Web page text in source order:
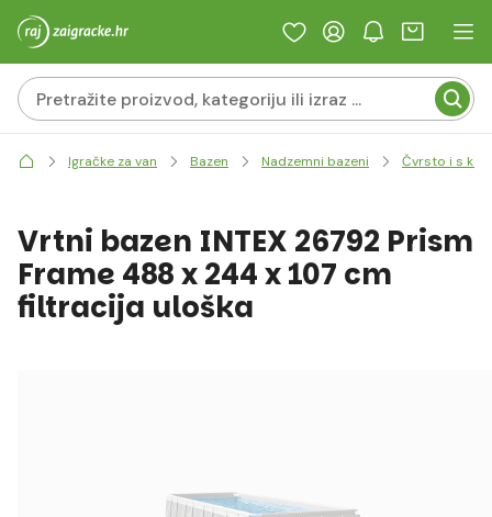
Igračke za van Bazen Nadzemni bazeni Čvrsto i s
Vrtni bazen INTEX 26792 Prism
Frame 488 x 244 x 107 cm
filtracija uloška